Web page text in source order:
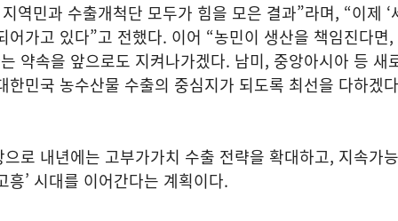
역민과 수출개척단 모두가 힘을 모은 결과”라며, “이제 ‘
어가고 있다”고 전했다. 이어 “농민이 생산을 책임진다면
약속을 앞으로도 지켜나가겠다. 남미, 중앙아시아 등 새
한민국 농수산물 수출의 중심지가 되도록 최선을 다하겠
로 내년에는 고부가가치 수출 전략을 확대하고, 지속가
흥’ 시대를 이어간다는 계획이다.